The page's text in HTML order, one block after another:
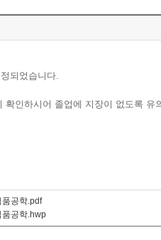
되었습니다.
확인하시어 졸업에 지장이 없도록 유
공학.pdf
공학.hwp